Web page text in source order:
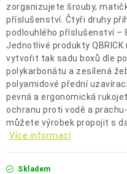
Podmínky ochrany osobních
zorganizujete šrouby,
příslušenství. Čtyři druhy
podlouhlého příslušenství –
Jednotlivé produkty
vytvořit tak sadu boxů dle
polykarbonátu a zesílená
polyamidové přední
pevná a ergonomická
ochranu proti vodě a
můžete výrobek propojit s
Více informací
Skladem